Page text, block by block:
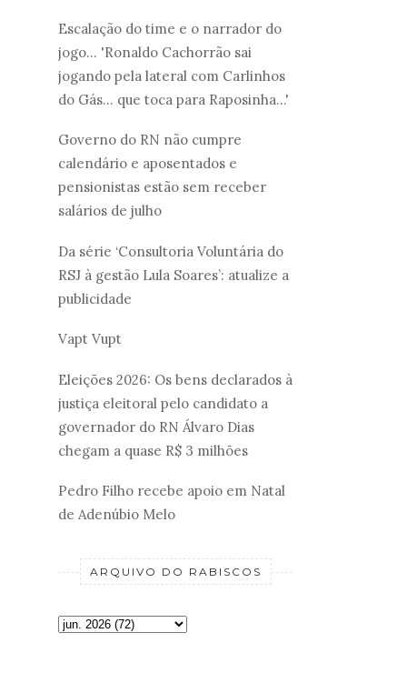
Escalação do time e o narrador do
jogo... 'Ronaldo Cachorrão sai
jogando pela lateral com Carlinhos
do Gás... que toca para Raposinha...'
Governo do RN não cumpre
calendário e aposentados e
pensionistas estão sem receber
salários de julho
Da série ‘Consultoria Voluntária do
RSJ à gestão Lula Soares’: atualize a
publicidade
Vapt Vupt
Eleições 2026: Os bens declarados à
justiça eleitoral pelo candidato a
governador do RN Álvaro Dias
chegam a quase R$ 3 milhões
Pedro Filho recebe apoio em Natal
de Adenúbio Melo
ARQUIVO DO RABISCOS